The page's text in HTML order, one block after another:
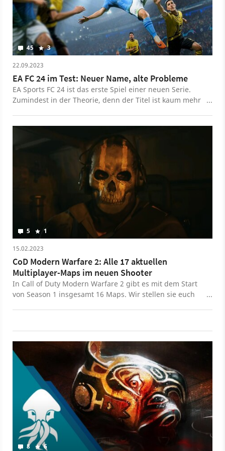
45 3
22.09.2023
EA FC 24 im Test: Neuer Name, alte Probleme
EA Sports FC 24 ist das erste Spiel einer neuen Serie.
Zumindest in der Theorie, denn der Titel ist kaum mehr
5 1
15.02.2023
CoD Modern Warfare 2: Alle 17 aktuellen
Multiplayer-Maps im neuen Shooter
In Call of Duty Modern Warfare 2 gibt es mit dem Start
von Season 1 insgesamt 16 Maps. Wir stellen sie euch
8 6